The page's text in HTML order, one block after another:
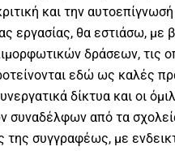
και την
εργασίας, θα εστιάσω, με
δράσεων, τις
εδώ ως καλές
δίκτυα και οι
συναδέλφων από τα
της συγγραφέως, με